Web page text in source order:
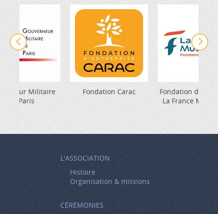
Militaire
de Paris
Fondation Carac
Fondation
La France
L'ASSOCIATION
Histoire
Organisation & missions
CÉRÉMONIES